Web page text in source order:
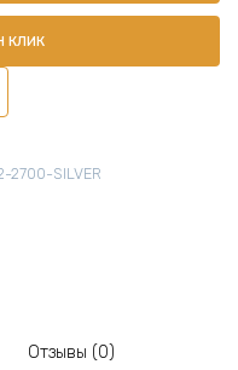
клик
2700-SILVER
Отзывы (0)